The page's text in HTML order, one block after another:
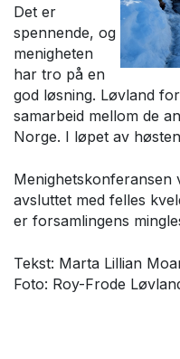
Det er
spennende, og
menigheten
har tro på en
god løsning. Løvland
samarbeid mellom de
Norge. I løpet av
Menighetskonferansen
avsluttet med felles
er forsamlingens
Tekst: Marta Lillian
Foto: Roy-Frode